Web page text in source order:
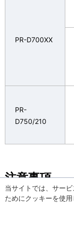
当サイトでは、サー
ためにクッキーを使用
PR-D700XX
PR-
D750/210
注意事項
OS添付のプリンタ
装置添付、もしく